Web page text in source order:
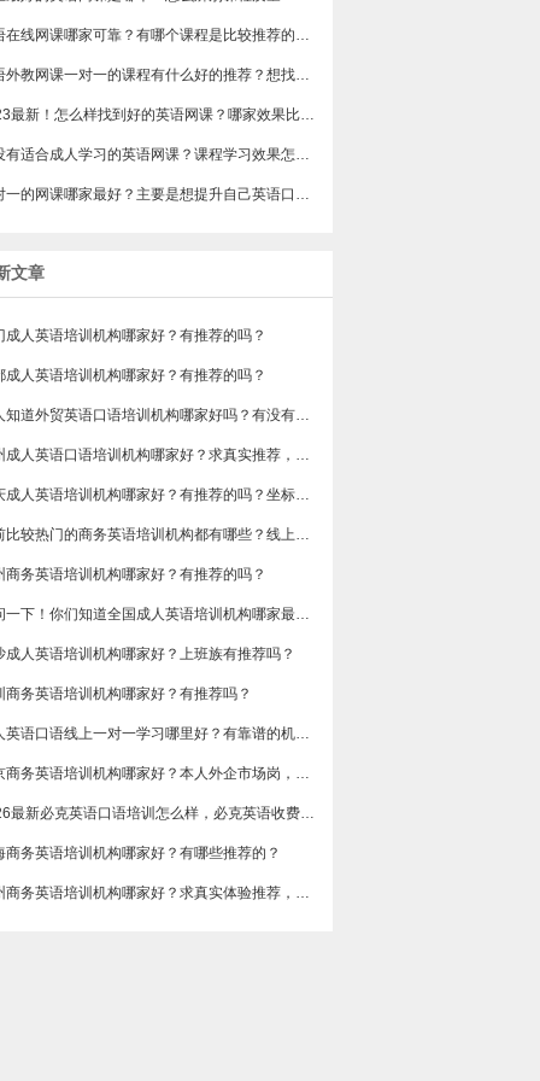
英语在线网课哪家可靠？有哪个课程是比较推荐的吗？
英语外教网课一对一的课程有什么好的推荐？想找个靠谱的长期学习下去。
2023最新！怎么样找到好的英语网课？哪家效果比较好？
有没有适合成人学习的英语网课？课程学习效果怎么样？
一对一的网课哪家最好？主要是想提升自己英语口语水平的。
文章
成人英语培训机构哪家好？有推荐的吗？
成人英语培训机构哪家好？有推荐的吗？
有人知道外贸英语口语培训机构哪家好吗？有没有排行榜参考一下？最好说下费用
苏州成人英语口语培训机构哪家好？求真实推荐，广告勿扰，谢谢！
重庆成人英语培训机构哪家好？有推荐的吗？坐标重庆，目前在解放碑一家外贸公司做跟单
目前比较热门的商务英语培训机构都有哪些？线上好吗？还是线下呢？
商务英语培训机构哪家好？有推荐的吗？
想问一下！你们知道全国成人英语培训机构哪家最好吗？收费多少呢？
成人英语培训机构哪家好？上班族有推荐吗？
商务英语培训机构哪家好？有推荐吗？
成人英语口语线上一对一学习哪里好？有靠谱的机构可以推荐吗？
​北京商务英语培训机构哪家好？本人外企市场岗，急需提升谈判和汇报口语，求真实体验分享，广告勿扰，谢谢
2026最新必克英语口语培训怎么样，必克英语收费价格多少？
商务英语培训机构哪家好？有哪些推荐的？
广州商务英语培训机构哪家好？求真实体验推荐，侧重职场口语和邮件写作。